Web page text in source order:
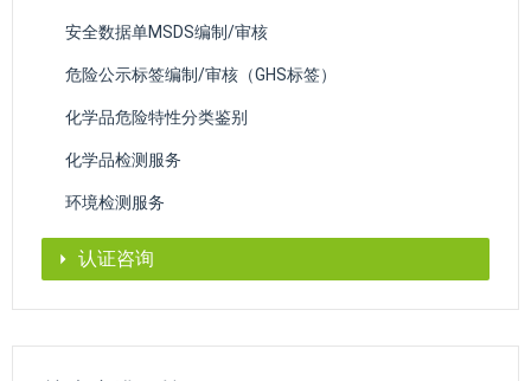
安全数据单MSDS编制/审核
危险公示标签编制/审核（GHS标签）
化学品危险特性分类鉴别
化学品检测服务
环境检测服务
认证咨询